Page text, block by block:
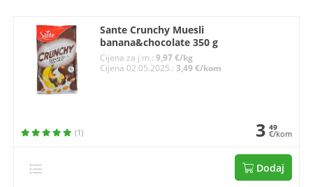
Sante Crunchy Muesli
banana&chocolate 350 g
Cijena za j.m.: 9,97 €/kg
Cijena 02.05.2025.: 3,49 €/kom
(1) 3 49
€/kom
Dodaj